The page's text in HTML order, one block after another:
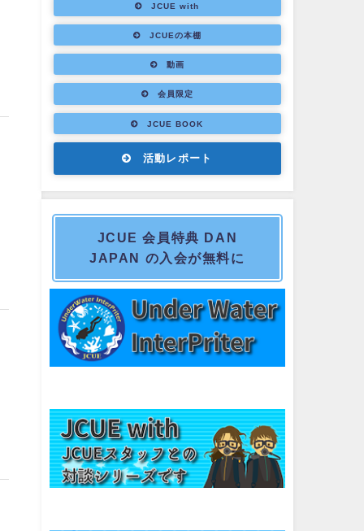
JCUE with
JCUEの本棚
動画
会員限定
JCUE BOOK
活動レポート
JCUE 会員特典 DAN
JAPAN の入会が無料に